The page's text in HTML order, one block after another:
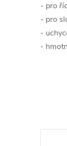
- pro
- pro
-
-